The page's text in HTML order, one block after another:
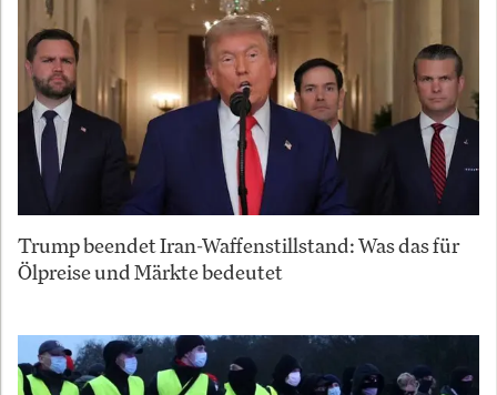
Trump beendet Iran-Waffenstillstand: Was das für
Ölpreise und Märkte bedeutet